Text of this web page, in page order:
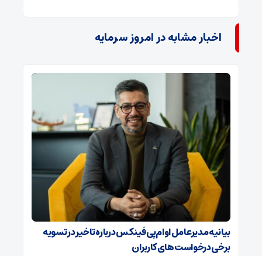
اخبار مشابه در امروز سرمایه
بیانیه مدیرعامل او‌ام‌پی فینکس درباره تاخیر در تسویه
برخی درخواست‌های کاربران